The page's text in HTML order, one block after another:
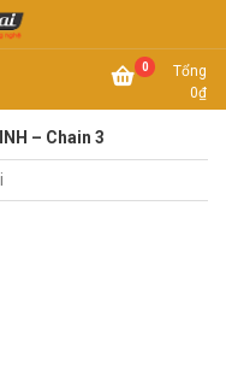
Hải 0
Tổng
0₫
– Chain 3